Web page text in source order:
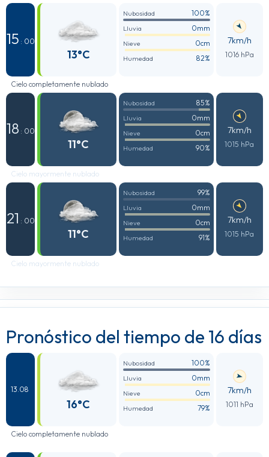
15 : 00
13°C
Nubosidad 100%
Lluvia 0mm
Nieve 0cm
Humedad 82%
7km/h
1016 hPa
Cielo completamente nublado
18 : 00
11°C
Nubosidad 85%
Lluvia 0mm
Nieve 0cm
Humedad 90%
7km/h
1015 hPa
Cielo mayormente nublado
21 : 00
11°C
Nubosidad 99%
Lluvia 0mm
Nieve 0cm
Humedad 91%
7km/h
1015 hPa
Cielo mayormente nublado
Pronóstico del tiempo de 16 días
13.08
16°C
Nubosidad 100%
Lluvia 0mm
Nieve 0cm
Humedad 79%
7km/h
1011 hPa
Cielo completamente nublado